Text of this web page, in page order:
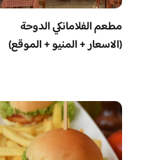
مطعم الفلامانكي الدوحة
(الاسعار + المنيو + الموقع)